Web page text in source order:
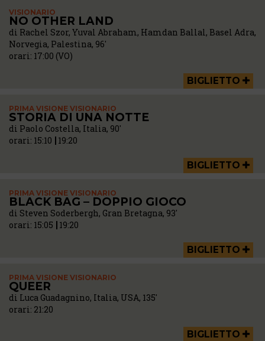
VISIONARIO
NO OTHER LAND
di Rachel Szor, Yuval Abraham, Hamdan Ballal, Basel Adra,
Norvegia, Palestina, 96'
orari: 17:00 (VO)
BIGLIETTO
PRIMA VISIONE VISIONARIO
STORIA DI UNA NOTTE
di Paolo Costella, Italia, 90'
orari: 15:10 19:20
BIGLIETTO
PRIMA VISIONE VISIONARIO
BLACK BAG – DOPPIO GIOCO
di Steven Soderbergh, Gran Bretagna, 93'
orari: 15:05 19:20
BIGLIETTO
PRIMA VISIONE VISIONARIO
QUEER
di Luca Guadagnino, Italia, USA, 135'
orari: 21:20
BIGLIETTO